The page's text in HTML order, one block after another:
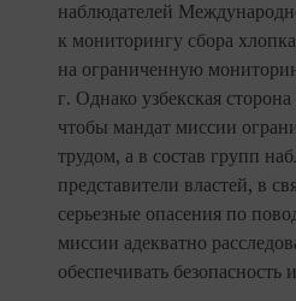
наблюдателей
к мониторингу сбора
на ограниченную
г. Однако узбекская
чтобы мандат миссии
трудом, а в состав групп
представители властей, в
серьезные опасения по
миссии адекватно
обеспечивать